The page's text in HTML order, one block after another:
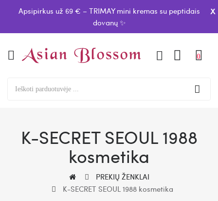
Apsipirkus už 69 € – TRIMAY mini kremas su peptidais
dovanų ✨
x
0
K-SECRET SEOUL 1988
kosmetika
PREKIŲ ŽENKLAI
K-SECRET SEOUL 1988 kosmetika